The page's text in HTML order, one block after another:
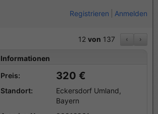
Registrieren Anmelden
12 von 137 ‹ ›
Informationen
Preis:
320 €
Standort:
Eckersdorf Umland,
Bayern